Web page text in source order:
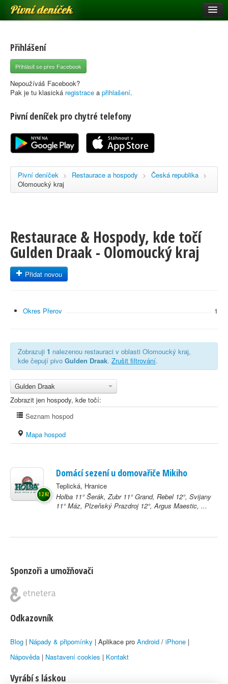
Pivní deníček
Pivní mapa
Pivní značky
Nápověda
Registrace
Přihlášení
Přihlásit se přes Facebook
Nepoužíváš Facebook?
Pak je tu klasická registrace a přihlašení.
Pivní deníček pro chytré telefony
Pivní deníček > Restaurace a hospody > Česká republika >
Olomoucký kraj
Restaurace & Hospody, kde točí
Gulden Draak - Olomoucký kraj
Přidat novou
Okres Přerov 1
Zobrazuji 1 nalezenou restauraci v oblasti Olomoucký kraj,
kde čepují pivo Gulden Draak. Zrušit filtrování.
Gulden Draak
Zobrazit jen hospody, kde točí:
Seznam hospod
Mapa hospod
Domácí sezení u domovařiče Mikiho
Teplická, Hranice
Holba 11° Šerák, Zubr 11° Grand, Rebel 12°, Svijany
11° Máz, Plzeňský Prazdroj 12°, Argus Maestic, ...
12 Kč
Sponzoři a umožňovači
Odkazovník
Blog | Nápady & připomínky | Aplikace pro Android / iPhone |
Nápověda | Nastavení cookies | Kontakt
Vyrábí s láskou